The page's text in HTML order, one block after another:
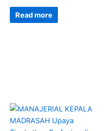
Read more